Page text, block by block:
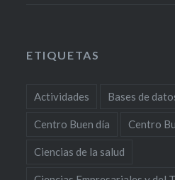
ETIQUETAS
Actividades Bases de
Centro Buen día Centro
Ciencias de la salud